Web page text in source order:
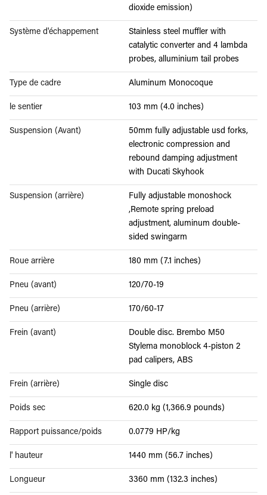
dioxide emission)
Système d'échappement
Stainless steel muffler with
catalytic converter and 4 lambda
probes, alluminium tail probes
Type de cadre Aluminum Monocoque
le sentier 103 mm (4.0 inches)
Suspension (Avant)
50mm fully adjustable usd forks,
electronic compression and
rebound damping adjustment
with Ducati Skyhook
Suspension (arrière)
Fully adjustable monoshock
,Remote spring preload
adjustment, aluminum double-
sided swingarm
Roue arrière 180 mm (7.1 inches)
Pneu (avant) 120/70-19
Pneu (arrière) 170/60-17
Frein (avant)
Double disc. Brembo M50
Stylema monoblock 4-piston 2
pad calipers, ABS
Frein (arrière) Single disc
Poids sec 620.0 kg (1,366.9 pounds)
Rapport puissance/poids 0.0779 HP/kg
l' hauteur 1440 mm (56.7 inches)
Longueur 3360 mm (132.3 inches)